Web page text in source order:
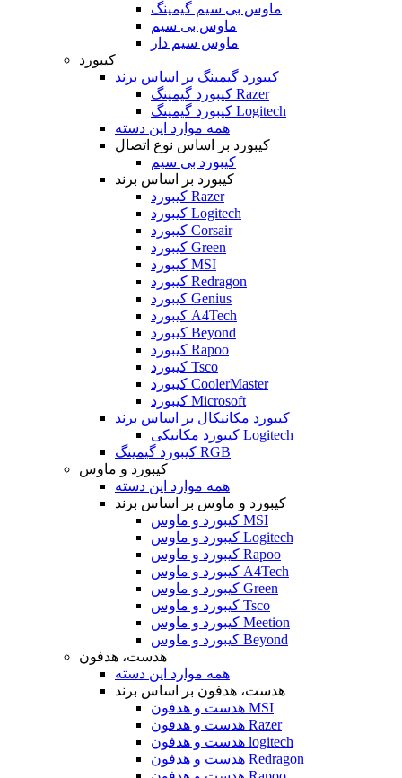
ماوس بی سیم گیمینگ
ماوس بی سیم
ماوس سیم دار
کیبورد
کیبورد گیمینگ بر اساس برند
کیبورد گیمینگ Razer
کیبورد گیمینگ Logitech
همه موارد این دسته
کیبورد بر اساس نوع اتصال
کیبورد بی سیم
کیبورد بر اساس برند
کیبورد Razer
کیبورد Logitech
کیبورد Corsair
کیبورد Green
کیبورد MSI
کیبورد Redragon
کیبورد Genius
کیبورد A4Tech
کیبورد Beyond
کیبورد Rapoo
کیبورد Tsco
کیبورد CoolerMaster
کیبورد Microsoft
کیبورد مکانیکال بر اساس برند
کیبورد مکانیکی Logitech
کیبورد گیمینگ RGB
کیبورد و ماوس
همه موارد این دسته
کیبورد و ماوس بر اساس برند
کیبورد و ماوس MSI
کیبورد و ماوس Logitech
کیبورد و ماوس Rapoo
کیبورد و ماوس A4Tech
کیبورد و ماوس Green
کیبورد و ماوس Tsco
کیبورد و ماوس Meetion
کیبورد و ماوس Beyond
هدست، هدفون
همه موارد این دسته
هدست، هدفون بر اساس برند
هدست و هدفون MSI
هدست و هدفون Razer
هدست و هدفون logitech
هدست و هدفون Redragon